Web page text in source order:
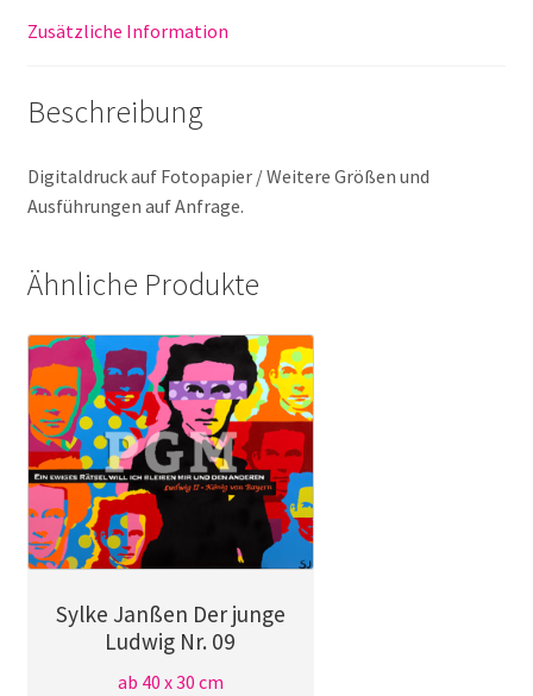
Zusätzliche Information
Beschreibung
Digitaldruck auf Fotopapier / Weitere Größen und
Ausführungen auf Anfrage.
Ähnliche Produkte
Sylke Janßen Der junge
Ludwig Nr. 09
ab 40 x 30 cm